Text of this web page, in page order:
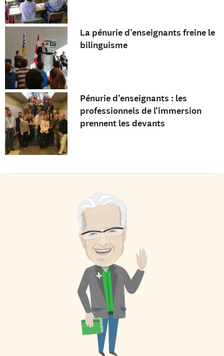
La pénurie d’enseignants freine le
bilinguisme
Pénurie d’enseignants : les
professionnels de l’immersion
prennent les devants